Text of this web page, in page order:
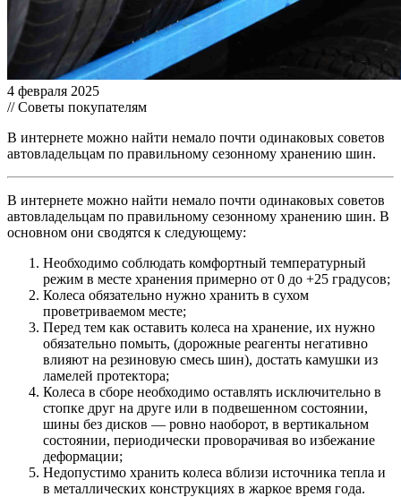
4 февраля 2025
// Советы покупателям
В интернете можно найти немало почти одинаковых советов
автовладельцам по правильному сезонному хранению шин.
В интернете можно найти немало почти одинаковых советов
автовладельцам по правильному сезонному хранению шин. В
основном они сводятся к следующему:
Необходимо соблюдать комфортный температурный
режим в месте хранения примерно от 0 до +25 градусов;
Колеса обязательно нужно хранить в сухом
проветриваемом месте;
Перед тем как оставить колеса на хранение, их нужно
обязательно помыть, (дорожные реагенты негативно
влияют на резиновую смесь шин), достать камушки из
ламелей протектора;
Колеса в сборе необходимо оставлять исключительно в
стопке друг на друге или в подвешенном состоянии,
шины без дисков — ровно наоборот, в вертикальном
состоянии, периодически проворачивая во избежание
деформации;
Недопустимо хранить колеса вблизи источника тепла и
в металлических конструкциях в жаркое время года.